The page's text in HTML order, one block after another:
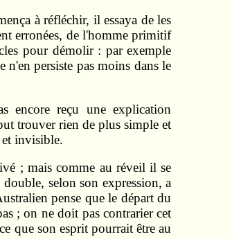
à réfléchir, il essaya de les
erro­nées, de l'homme primitif
pour démolir : par exemple
persiste pas moins dans le
encore reçu une explication
trouver rien de plus simple et
invisible.
; mais comme au réveil il se
selon son expression, a
pense que le départ du
; on ne doit pas contrarier cet
que son esprit pourrait être au